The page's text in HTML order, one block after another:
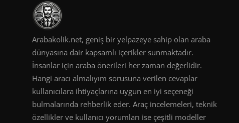
Arabakolik.net, geniş bir yelpazeye sahip olan araba
dünyasına dair kapsamlı içerikler sunmaktadır.
İnsanlar için araba önerileri her zaman değerlidir.
Hangi aracı almalıyım sorusuna verilen cevaplar
kullanıcılara ihtiyaçlarına uygun en iyi seçeneği
bulmalarında rehberlik eder. Araç incelemeleri, teknik
özellikler ve kullanıcı yorumları ise çeşitli modeller